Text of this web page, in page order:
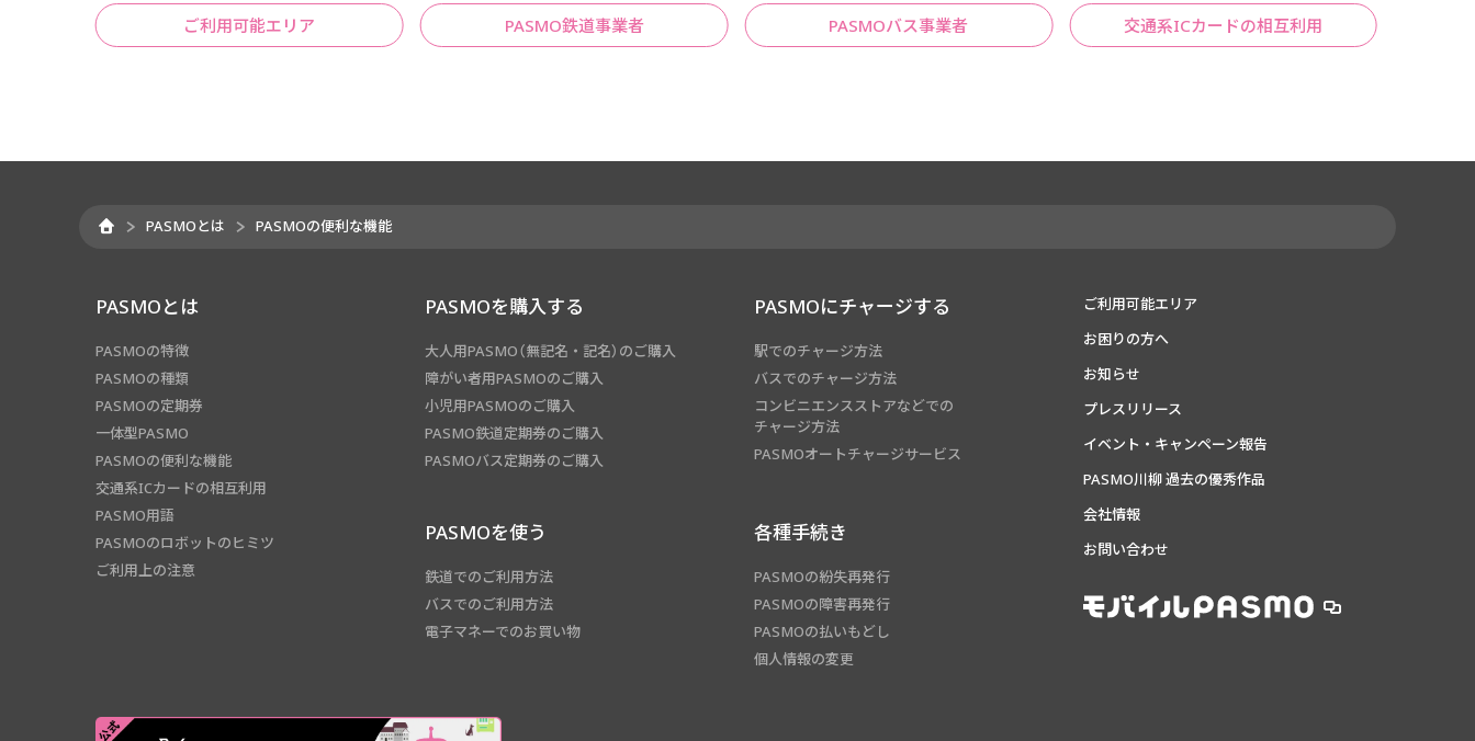
ご利用可能エリア PASMO鉄道事業者 PASMOバス事業者 交通系ICカードの相互利用
PASMOとは PASMOの便利な機能
PASMOとは
PASMOの特徴
PASMOの種類
PASMOの定期券
一体型PASMO
PASMOの便利な機能
交通系ICカードの相互利用
PASMO用語
PASMOのロボットのヒミツ
ご利用上の注意
PASMOを購入する
大人用PASMO（無記名・記名）のご購入
障がい者用PASMOのご購入
小児用PASMOのご購入
PASMO鉄道定期券のご購入
PASMOバス定期券のご購入
PASMOを使う
鉄道でのご利用方法
バスでのご利用方法
電子マネーでのお買い物
PASMOにチャージする
駅でのチャージ方法
バスでのチャージ方法
コンビニエンスストアなどでの
チャージ方法
PASMOオートチャージサービス
各種手続き
PASMOの紛失再発行
PASMOの障害再発行
PASMOの払いもどし
個人情報の変更
ご利用可能エリア
お困りの方へ
お知らせ
プレスリリース
イベント・キャンペーン報告
PASMO川柳 過去の優秀作品
会社情報
お問い合わせ